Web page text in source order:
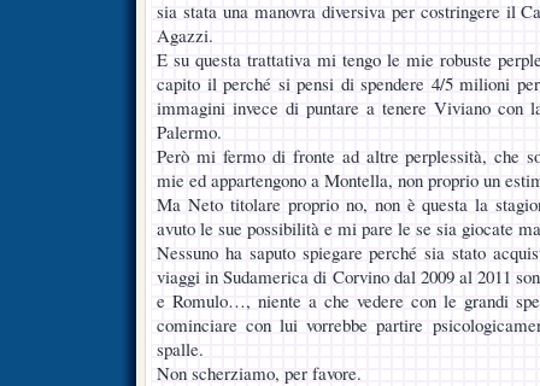
sia stata una manovra diversiva per costringere il
Agazzi.
E su questa trattativa mi tengo le mie robuste
capito il perché si pensi di spendere 4/5 milioni
immagini invece di puntare a tenere Viviano con
Palermo.
Però mi fermo di fronte ad altre perplessità, che
mie ed appartengono a Montella, non proprio un
Ma Neto titolare proprio no, non è questa la
avuto le sue possibilità e mi pare le se sia giocate
Nessuno ha saputo spiegare perché sia stato
viaggi in Sudamerica di Corvino dal 2009 al 2011
e Romulo…, niente a che vedere con le grandi
cominciare con lui vorrebbe partire
spalle.
Non scherziamo, per favore.